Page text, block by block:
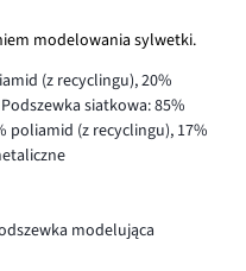
modelowania sylwetki.
(z recyclingu), 20%
siatkowa: 85%
poliamid (z recyclingu), 17%
modelująca